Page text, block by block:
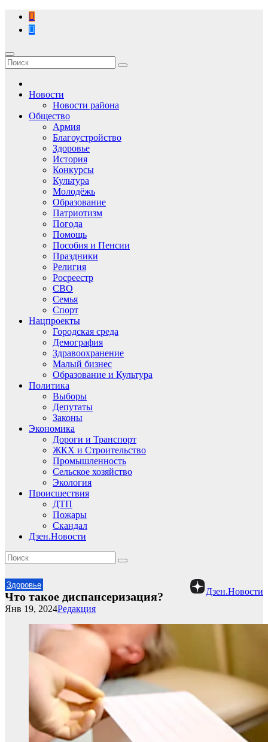
Перейти
содержимому
Новости
Новости района
Общество
Армия
Благоустройство
Здоровье
История
Конкурсы
Культура
Молодёжь
Образование
Патриотизм
Погода
Помощь
Пособия и Пенсии
Праздники
Религия
Росреестр
СВО
Семья
Спорт
Нацпроекты
Городская среда
Демография
Здравоохранение
Малый бизнес
Образование и Культура
Политика
Выборы
Депутаты
Законы
Экономика
Дороги и Транспорт
ЖКХ и Строительство
Промышленность
Сельское хозяйство
Экология
Происшествия
ДТП
Пожары
Скандал
Дзен.Новости
Здоровье
Дзен.Новости
Что такое диспансеризация?
Редакция
Янв 19, 2024